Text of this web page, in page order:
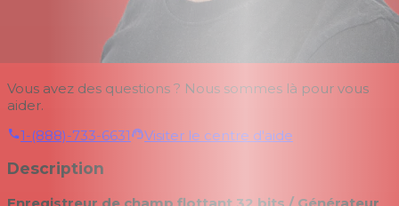
Vous avez des questions ? Nous sommes là pour vous
aider.
1-(888)-733-6631
Visiter le centre d'aide
Description